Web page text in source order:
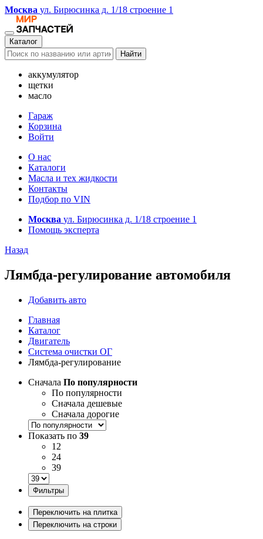
Москва ул. Бирюсинка д. 1/18 строение 1
Каталог
Найти
аккумулятор
щетки
масло
Гараж
Корзина
Войти
О нас
Каталоги
Масла и тех жидкости
Контакты
Подбор по VIN
Москва ул. Бирюсинка д. 1/18 строение 1
Помощь эксперта
Назад
Лямбда-регулирование автомобиля
Добавить авто
Главная
Каталог
Двигатель
Система очистки ОГ
Лямбда-регулирование
Сначала По популярности
По популярности
Сначала дешевые
Сначала дорогие
Показать по 39
12
24
39
Фильтры
Переключить на плитка
Переключить на строки